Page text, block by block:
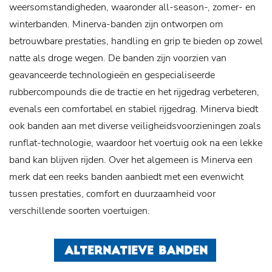
weersomstandigheden, waaronder all-season-, zomer- en
winterbanden. Minerva-banden zijn ontworpen om
betrouwbare prestaties, handling en grip te bieden op zowel
natte als droge wegen. De banden zijn voorzien van
geavanceerde technologieën en gespecialiseerde
rubbercompounds die de tractie en het rijgedrag verbeteren,
evenals een comfortabel en stabiel rijgedrag. Minerva biedt
ook banden aan met diverse veiligheidsvoorzieningen zoals
runflat-technologie, waardoor het voertuig ook na een lekke
band kan blijven rijden. Over het algemeen is Minerva een
merk dat een reeks banden aanbiedt met een evenwicht
tussen prestaties, comfort en duurzaamheid voor
verschillende soorten voertuigen.
ALTERNATIEVE BANDEN